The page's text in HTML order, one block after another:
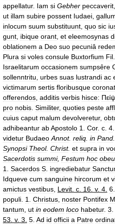
appellatur. Iam si Gebher peccaverit
ut illam subire possent Iudaei
inlocum suum substituunt quo sic
gunt ibique orant et eleemosynas
oblationem a Deo suo pecuniâ
Plura si voles consule Buxtorfium Fil
Israelitarum occasionem sumpsêre
sollenntritu urbes suas lustrandi ac
victimarum sertis floribusque
offerendos additis verbis hisce:
pro nobis Similiter, quoties peste
cuius caput malum devolveretur,
adhibeantur abApostolo 1 Cor. c 4
videtur Budaeo Annot. reliq in Pand
Synopsi Theol. Christ. et supra in
Sacerdotis summi, Festum hoc
1
Sacerdos S ingrediebatur
Idqueve cum sanguine hircorum et
amictus vestibus Levit c 16 v. 4 6
populi 1 Christus noster Pontifex M
tantum ut in eodem loco habetur. 3
53 v. 3 5 Ad id officii a Patre